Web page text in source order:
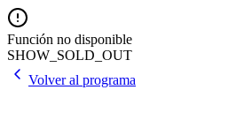
Función no disponible
SHOW_SOLD_OUT
Volver al programa